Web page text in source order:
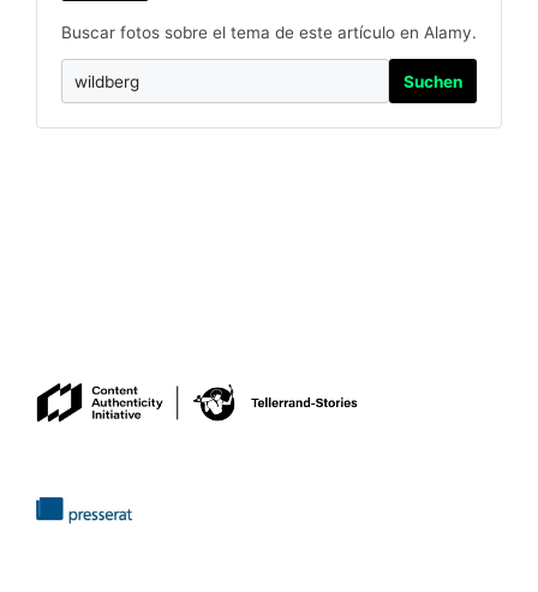
Buscar fotos sobre el tema de este artículo en Alamy.
Suchen